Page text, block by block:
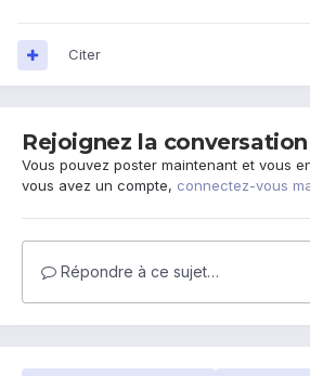
Citer
Rejoignez la conversation
Vous pouvez poster maintenant et vous
vous avez un compte, connectez-vous
Répondre à ce sujet…